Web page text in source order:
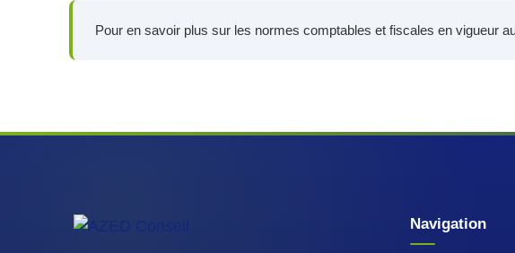
Pour en savoir plus sur les normes comptables et fiscales en vigueur
Navigation